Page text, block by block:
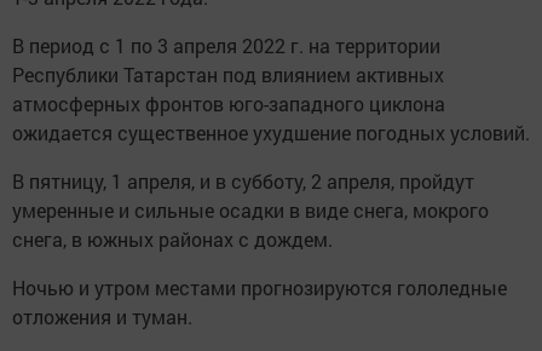
В период с 1 по 3 апреля 2022 г. на территории
Республики Татарстан под влиянием активных
атмосферных фронтов юго-западного циклона
ожидается существенное ухудшение погодных условий.
В пятницу, 1 апреля, и в субботу, 2 апреля, пройдут
умеренные и сильные осадки в виде снега, мокрого
снега, в южных районах с дождем.
Ночью и утром местами прогнозируются гололедные
отложения и туман.